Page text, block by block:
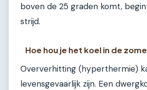
boven de 25 graden komt,
strijd.
Hoe hou je het koel in de
Oververhitting (hyperthermie)
levensgevaarlijk zijn. Een